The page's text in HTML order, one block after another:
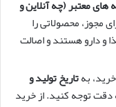
های معتبر (چه آنلاین و
مجوز، محصولاتی را
و دارو هستند و اصالت
بهتاریخ تولید و
توجه کنید. از خرید